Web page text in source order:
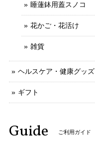
睡蓮鉢用蓋スノコ
花かご・花活け
雑貨
ヘルスケア・健康グッズ
ギフト
Guide ご利用ガイド